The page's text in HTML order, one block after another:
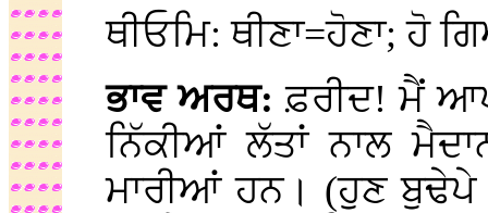
ਥੀਓਮਿ: ਥੀਣਾ=ਹੋਣਾ; ਹੋ
ਭਾਵ ਅਰਥ:ਫ਼ਰੀਦ! ਮੈਂ
ਨਿੱਕੀਆਂ ਲੱਤਾਂ ਨਾਲ
ਮਾਰੀਆਂ ਹਨ। (ਹੁਣ ਬੁਢੇਪੇ